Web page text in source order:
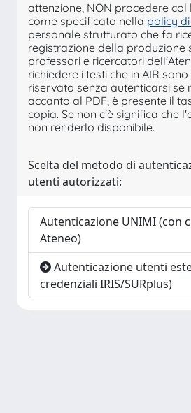
attenzione, NON procedere col
come specificato nella policy di
personale strutturato che fa
registrazione della produzione
professori e ricercatori
richiedere i testi che in AIR
riservato senza autenticarsi se
accanto al PDF, è presente il
copia. Se non c'è significa che
non renderlo disponibile.
Scelta del metodo di
utenti autorizzati:
Autenticazione UNIMI (con
Ateneo)
Autenticazione utenti
credenziali IRIS/SURplus)